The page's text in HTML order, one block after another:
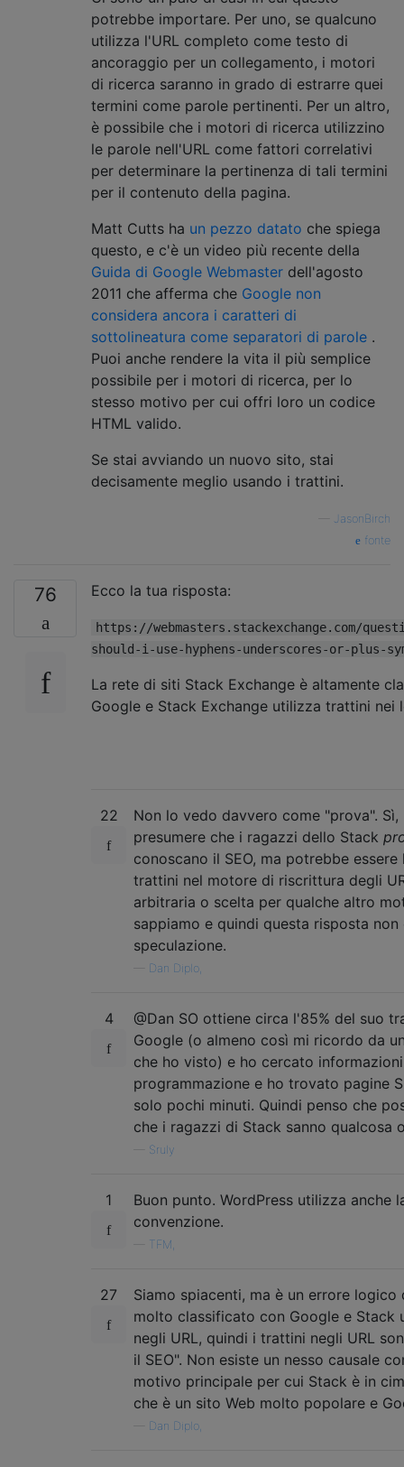
potrebbe importare. Per uno, se qualcuno
utilizza l'URL completo come testo di
ancoraggio per un collegamento, i motori
di ricerca saranno in grado di estrarre quei
termini come parole pertinenti. Per un altro,
è possibile che i motori di ricerca utilizzino
le parole nell'URL come fattori correlativi
per determinare la pertinenza di tali termini
per il contenuto della pagina.
Matt Cutts ha un pezzo datato che spiega
questo, e c'è un video più recente della
Guida di Google Webmaster dell'agosto
2011 che afferma che Google non
considera ancora i caratteri di
sottolineatura come separatori di parole .
Puoi anche rendere la vita il più semplice
possibile per i motori di ricerca, per lo
stesso motivo per cui offri loro un codice
HTML valido.
Se stai avviando un nuovo sito, stai
decisamente meglio usando i trattini.
JasonBirch
fonte
76 Ecco la tua risposta:
https://webmasters.stackexchange.com/
should-i-use-hyphens-underscores-or-plus-
La rete di siti Stack Exchange è altamente
Google e Stack Exchange utilizza trattini nei
22
Non lo vedo davvero come "prova". Sì,
presumere che i ragazzi dello Stack
conoscano il SEO, ma potrebbe
trattini nel motore di riscrittura degli
arbitraria o scelta per qualche altro
sappiamo e quindi questa risposta
speculazione.
Dan Diplo,
4
@Dan SO ottiene circa l'85% del suo
Google (o almeno così mi ricordo da
che ho visto) e ho cercato
programmazione e ho trovato pagine
solo pochi minuti. Quindi penso che
che i ragazzi di Stack sanno qualcosa
Sruly
1
Buon punto. WordPress utilizza anche
convenzione.
TFM,
27
Siamo spiacenti, ma è un errore logico
molto classificato con Google e Stack
negli URL, quindi i trattini negli URL
il SEO". Non esiste un nesso causale
motivo principale per cui Stack è in
che è un sito Web molto popolare e
Dan Diplo,